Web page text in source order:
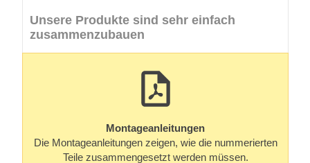
Unsere Produkte sind sehr einfach
zusammenzubauen
Montageanleitungen
Die Montageanleitungen zeigen, wie die nummerierten
Teile zusammengesetzt werden müssen.